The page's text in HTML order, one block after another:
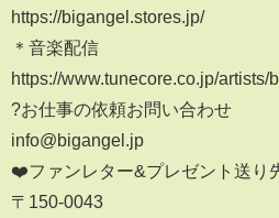
https://bigangel.stores.jp/
＊音楽配信
https://www.tunecore.co.jp/artists/
?お仕事の依頼お問い合わせ
info@bigangel.jp
❤️ファンレター&プレゼント送り
〒150-0043